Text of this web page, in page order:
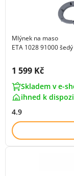
Mlýnek na maso
ETA 1028 91000 šedý
Cena s DPH:
1 599 Kč
Skladem v e-
ihned k
4.9